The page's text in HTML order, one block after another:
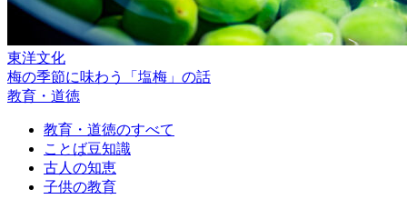
東洋文化
梅の季節に味わう「塩梅」の話
教育・道徳
教育・道徳のすべて
ことば豆知識
古人の知恵
子供の教育